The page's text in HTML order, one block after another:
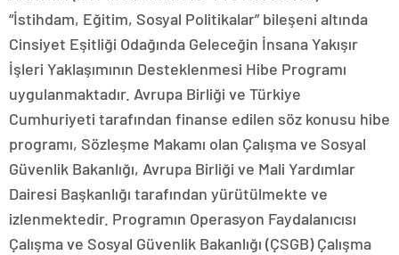
“İstihdam, Eğitim, Sosyal Politikalar” bileşeni altında
Cinsiyet Eşitliği Odağında Geleceğin İnsana Yakışır
İşleri Yaklaşımının Desteklenmesi Hibe Programı
uygulanmaktadır. Avrupa Birliği ve Türkiye
Cumhuriyeti tarafından finanse edilen söz konusu hibe
programı, Sözleşme Makamı olan Çalışma ve Sosyal
Güvenlik Bakanlığı, Avrupa Birliği ve Mali Yardımlar
Dairesi Başkanlığı tarafından yürütülmekte ve
izlenmektedir. Programın Operasyon Faydalanıcısı
Çalışma ve Sosyal Güvenlik Bakanlığı (ÇSGB) Çalışma